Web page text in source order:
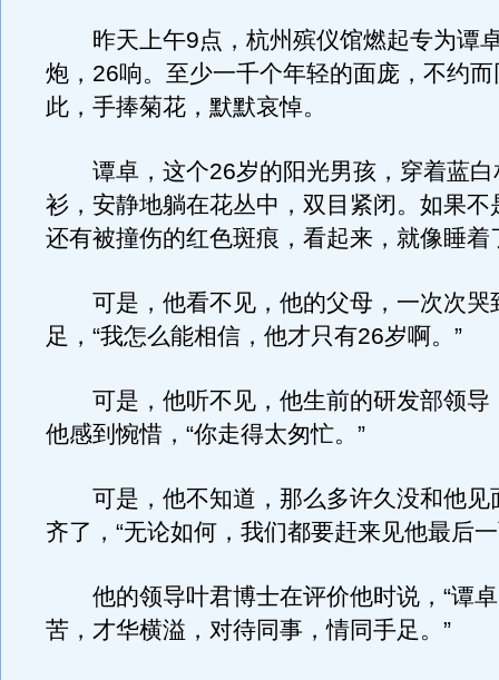
昨天上午9点，杭州殡仪馆燃起专为谭
炮，26响。至少一千个年轻的面庞，不约
此，手捧菊花，默默哀悼。
谭卓，这个26岁的阳光男孩，穿着蓝白
衫，安静地躺在花丛中，双目紧闭。如果不
还有被撞伤的红色斑痕，看起来，就像睡着
可是，他看不见，他的父母，一次次哭
足，“我怎么能相信，他才只有26岁啊。”
可是，他听不见，他生前的研发部领导
他感到惋惜，“你走得太匆忙。”
可是，他不知道，那么多许久没和他见
齐了，“无论如何，我们都要赶来见他最后
他的领导叶君博士在评价他时说，“谭卓
苦，才华横溢，对待同事，情同手足。”